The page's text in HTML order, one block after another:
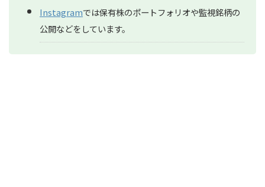
Instagramでは保有株のポートフォリオや監視銘柄の
公開などをしています。